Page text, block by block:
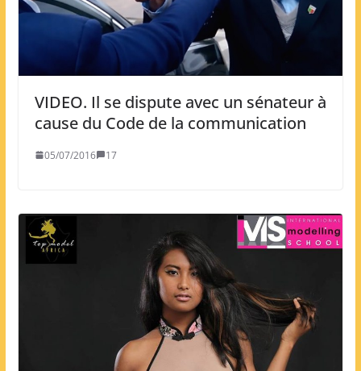
VIDEO. Il se dispute avec un sénateur à
cause du Code de la communication
05/07/2016 17